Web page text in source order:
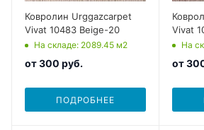
Ковролин Urggazcarpet
Vivat 10483 Beige-20
На складе: 2089.45 м2
от300 руб.
ПОДРОБНЕЕ
Vivat
На
от